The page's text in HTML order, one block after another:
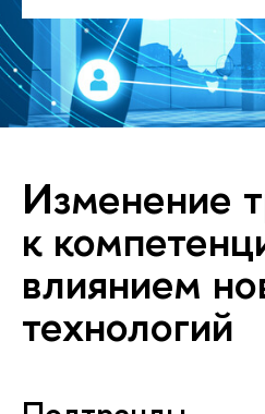
Изменение
к
влиянием
технологий